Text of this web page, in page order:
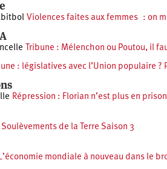
Violences faites aux femmes : on
Tribune : Mélenchon ou Poutou, il
: législatives avec l’Union populaire ?
Répression : Florian n’est plus en
Soulèvements de la Terre Saison 3
mondiale à nouveau dans le